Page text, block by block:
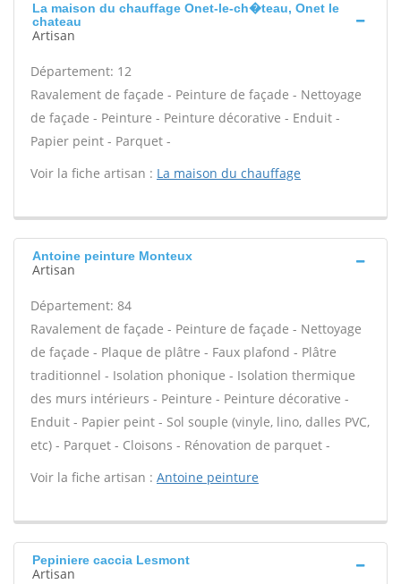
La maison du chauffage Onet-le-ch�teau, Onet le
chateau
Artisan
Département: 12
Ravalement de façade - Peinture de façade - Nettoyage
de façade - Peinture - Peinture décorative - Enduit -
Papier peint - Parquet -
Voir la fiche artisan : La maison du chauffage
Antoine peinture Monteux
Artisan
Département: 84
Ravalement de façade - Peinture de façade - Nettoyage
de façade - Plaque de plâtre - Faux plafond - Plâtre
traditionnel - Isolation phonique - Isolation thermique
des murs intérieurs - Peinture - Peinture décorative -
Enduit - Papier peint - Sol souple (vinyle, lino, dalles PVC,
etc) - Parquet - Cloisons - Rénovation de parquet -
Voir la fiche artisan : Antoine peinture
Pepiniere caccia Lesmont
Artisan